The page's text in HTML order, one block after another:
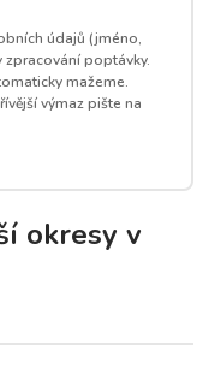
údajů (jméno,
poptávky.
mažeme.
výmaz pište na
okresy v